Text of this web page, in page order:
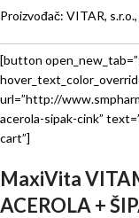
Proizvođač: VITAR,
[button
url=”http://
acerola-sipak-cink”
cart”]
MaxiVita
ACEROLA +